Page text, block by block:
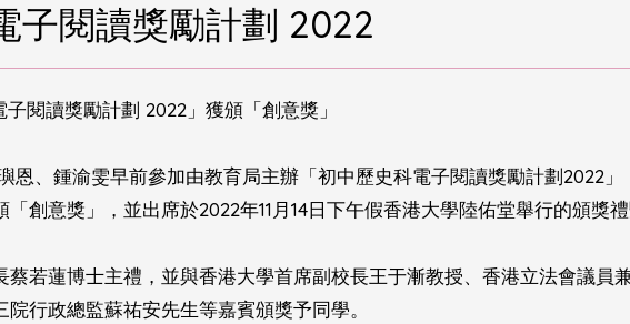
子閱讀獎勵計劃 2022
閱讀獎勵計劃 2022」獲頒「創意獎」
恩、鍾渝雯早前參加由教育局主辦「初中歷史科電子閱讀獎勵計劃2022」
創意獎」，並出席於2022年11月14日下午假香港大學陸佑堂舉行的頒獎
蔡若蓮博士主禮，並與香港大學首席副校長王于漸教授、香港立法會議員
行政總監蘇祐安先生等嘉賓頒獎予同學。